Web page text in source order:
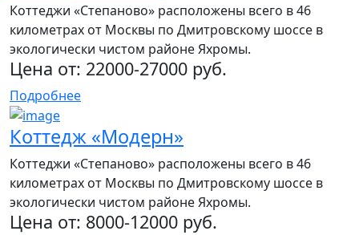
Коттеджи «Степаново» расположены всего в 46
километрах от Москвы по Дмитровскому шоссе в
экологически чистом районе Яхромы.
Цена от: 22000-27000 руб.
Подробнее
Коттедж «Модерн»
Коттеджи «Степаново» расположены всего в 46
километрах от Москвы по Дмитровскому шоссе в
экологически чистом районе Яхромы.
Цена от: 8000-12000 руб.